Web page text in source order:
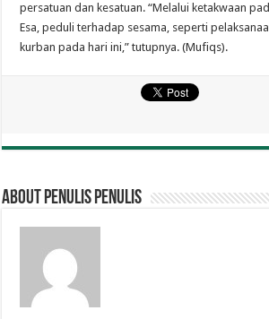
persatuan dan kesatuan. “Melalui ketakwaan
Esa, peduli terhadap sesama, seperti
kurban pada hari ini,” tutupnya. (Mufiqs).
About penulis penulis